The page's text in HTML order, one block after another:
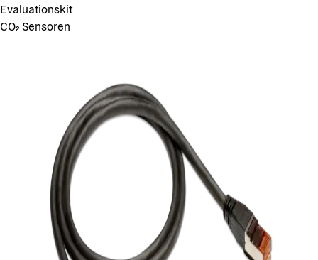
Evaluationskit
CO₂ Sensoren